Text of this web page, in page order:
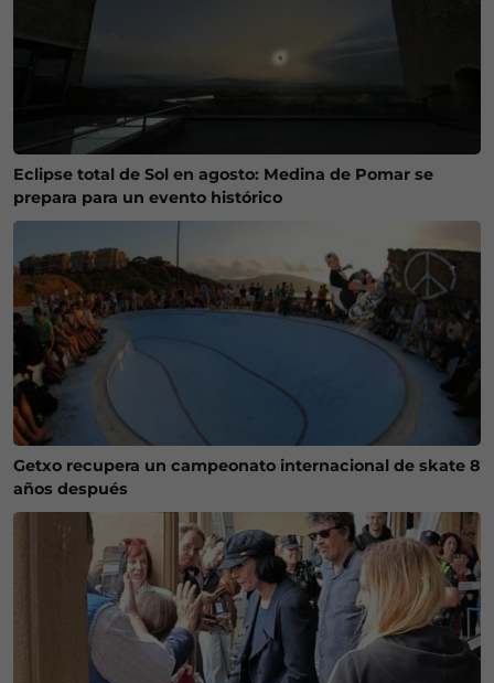
Eclipse total de Sol en agosto: Medina de Pomar se
prepara para un evento histórico
Getxo recupera un campeonato internacional de skate 8
años después